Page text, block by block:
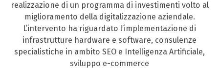
realizzazione di un programma di investimenti volto al
miglioramento della digitalizzazione aziendale.
L’intervento ha riguardato l’implementazione di
infrastrutture hardware e software, consulenze
specialistiche in ambito SEO e Intelligenza Artificiale,
sviluppo e-commerce